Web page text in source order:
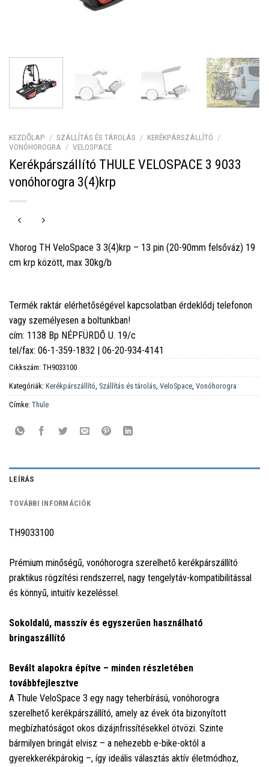
KEZDŐLAP / SZÁLLÍTÁS ÉS TÁROLÁS / KERÉKPÁRSZÁLLÍTÓ /
VONÓHOROGRA / VELOSPACE
Kerékpárszállító THULE VELOSPACE 3 9033
vonóhorogra 3(4)krp
V.horog TH VeloSpace 3 3(4)krp – 13 pin (20-90mm felsőváz) 19
cm krp között, max 30kg/b
Termék raktár elérhetőségével kapcsolatban érdeklődj telefonon
vagy személyesen a boltunkban!
cím: 1138 Bp NÉPFÜRDŐ U. 19/c
tel/fax: 06-1-359-1832 | 06-20-934-4141
Cikkszám: TH9033100
Kategóriák: Kerékpárszállító, Szállítás és tárolás, VeloSpace, Vonóhorogra
Címke: Thule
LEÍRÁS
TOVÁBBI INFORMÁCIÓK
TH9033100
Prémium minőségű, vonóhorogra szerelhető kerékpárszállító
praktikus rögzítési rendszerrel, nagy tengelytáv-kompatibilitással
és könnyű, intuitív kezeléssel.
Sokoldalú, masszív és egyszerűen használható
bringaszállító
Bevált alapokra építve – minden részletében
továbbfejlesztve
A Thule VeloSpace 3 egy nagy teherbírású, vonóhorogra
szerelhető kerékpárszállító, amely az évek óta bizonyított
megbízhatóságot okos dizájnfrissítésekkel ötvözi. Szinte
bármilyen bringát elvisz – a nehezebb e-bike-októl a
gyerekkerékpárokig –, így ideális választás aktív életmódhoz,